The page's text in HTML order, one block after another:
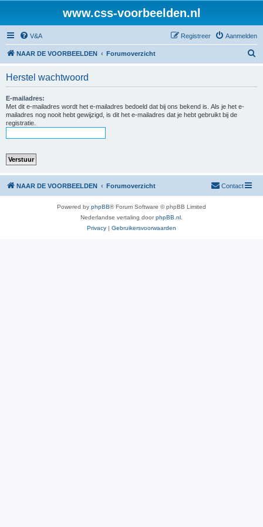
www.css-voorbeelden.nl
V&A Aanmelden
Registreer
NAAR DE VOORBEELDEN Forumoverzicht
Herstel wachtwoord
E-mailadres:
Met dit e-mailadres wordt het e-mailadres bedoeld dat bij ons bekend is. Als je het e-
mailadres nog nooit hebt gewijzigd, is dit het e-mailadres dat je hebt gebruikt bij de
registratie.
NAAR DE VOORBEELDEN Forumoverzicht Contact
Powered by phpBB® Forum Software © phpBB Limited
Nederlandse vertaling doorphpBB.nl
Privacy | Gebruikersvoorwaarden